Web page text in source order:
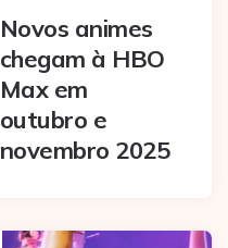
Novos animes
chegam à HBO
Max em
outubro e
novembro 2025